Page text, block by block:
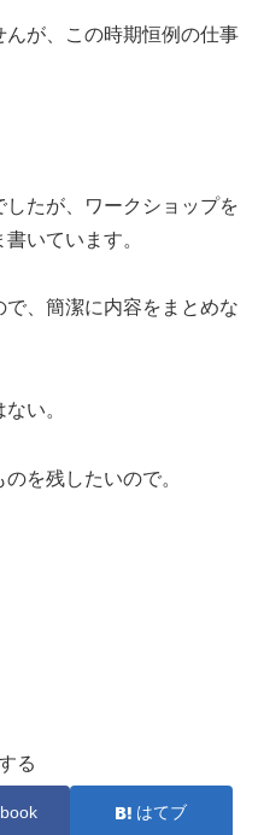
んが、この時期恒例の仕事
たが、ワークショップを
いています。
、簡潔に内容をまとめな
い。
を残したいので。
る
はてブ